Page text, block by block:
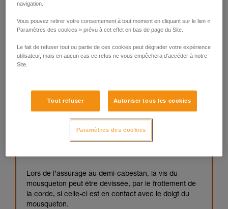
Lors de l’assurage au demi-cabestan, la vis du
mousqueton peut être dévissée, par le frottement de
la corde, si celle-ci est en contact avec le doigt du
mousqueton.
navigation.
Vous pouvez retirer votre consentement à tout moment en cliquant sur le lien «
Paramètres des cookies » prévu à cet effet en bas de page du Site.
Le fait de refuser tout ou partie de ces cookies peut dégrader votre expérience
utilisateur, mais en aucun cas ce refus ne vous empêchera d’accéder à notre
Site.
Tout refuser Autoriser tous les cookies
Paramètres des cookies